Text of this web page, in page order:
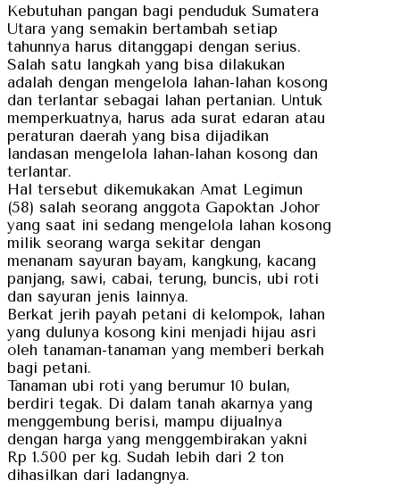
Kebutuhan pangan bagi penduduk Sumatera
Utara yang semakin bertambah setiap
tahunnya harus ditanggapi dengan serius.
Salah satu langkah yang bisa dilakukan
adalah dengan mengelola lahan-lahan kosong
dan terlantar sebagai lahan pertanian. Untuk
memperkuatnya, harus ada surat edaran atau
peraturan daerah yang bisa dijadikan
landasan mengelola lahan-lahan kosong dan
terlantar.
Hal tersebut dikemukakan Amat Legimun
(58) salah seorang anggota Gapoktan Johor
yang saat ini sedang mengelola lahan kosong
milik seorang warga sekitar dengan
menanam sayuran bayam, kangkung, kacang
panjang, sawi, cabai, terung, buncis, ubi roti
dan sayuran jenis lainnya.
Berkat jerih payah petani di kelompok, lahan
yang dulunya kosong kini menjadi hijau asri
oleh tanaman-tanaman yang memberi berkah
bagi petani.
Tanaman ubi roti yang berumur 10 bulan,
berdiri tegak. Di dalam tanah akarnya yang
menggembung berisi, mampu dijualnya
dengan harga yang menggembirakan yakni
Rp 1.500 per kg. Sudah lebih dari 2 ton
dihasilkan dari ladangnya.